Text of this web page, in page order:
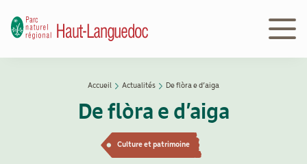
contenu
principal
Accueil Actualités De flòra e d’aiga
De flòra e d’aiga
Culture et patrimoine